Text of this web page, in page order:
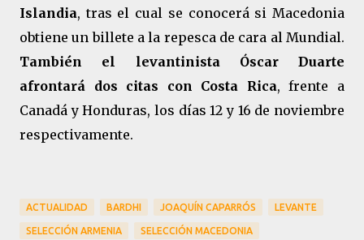
Islandia, tras el cual se conocerá si Macedonia
obtiene un billete a la repesca de cara al Mundial.
También el levantinista Óscar Duarte
afrontará dos citas con Costa Rica, frente a
Canadá y Honduras, los días 12 y 16 de noviembre
respectivamente.
ACTUALIDAD BARDHI JOAQUÍN CAPARRÓS LEVANTE
SELECCIÓN ARMENIA SELECCIÓN MACEDONIA